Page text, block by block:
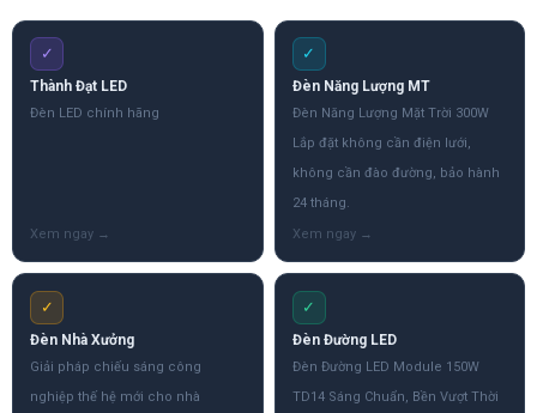
✓
Thành Đạt LED
Đèn LED chính hãng
✓
Đèn Năng Lượng MT
Đèn Năng Lượng Mặt Trời 300W
Lắp đặt không cần điện lưới,
không cần đào đường, bảo hành
24 tháng.
✓
Đèn Nhà Xưởng
Giải pháp chiếu sáng công
nghiệp thế hệ mới cho nhà
✓
Đèn Đường LED
Đèn Đường LED Module 150W
TD14 Sáng Chuẩn, Bền Vượt Thời